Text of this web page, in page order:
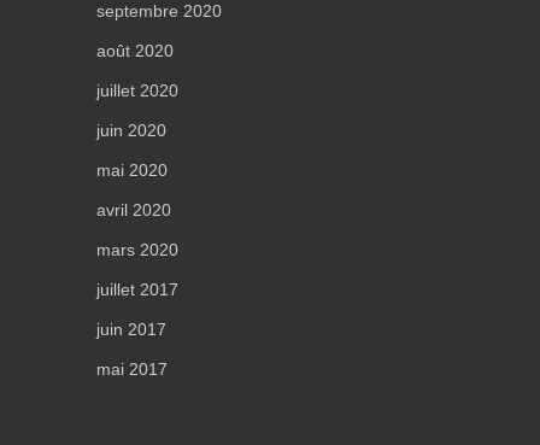
septembre 2020
août 2020
juillet 2020
juin 2020
mai 2020
avril 2020
mars 2020
juillet 2017
juin 2017
mai 2017